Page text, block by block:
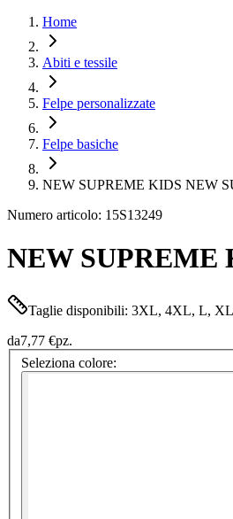
Home
Abiti e tessile
Felpe personalizzate
Felpe basiche
NEW SUPREME KIDS NEW
Numero articolo: 15S13249
NEW SUPREME
Taglie disponibili: 3XL, 4XL, L,
da7,77 €pz.
Seleziona colore: